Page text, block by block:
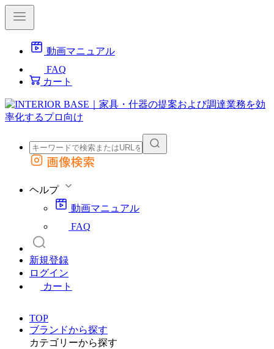
動画マニュアル
FAQ
カート
外部サイトの商品をカートに追加
画像検索
ヘルプ
動画マニュアル
FAQ
新規登録
ログイン
カート
TOP
ブランドから探す
カテゴリーから探す